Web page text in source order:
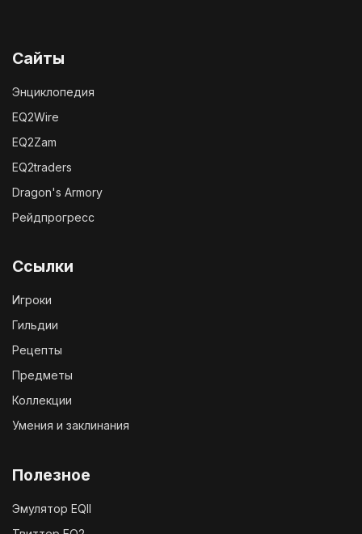
Сайты
Энциклопедия
EQ2Wire
EQ2Zam
EQ2traders
Dragon's Armory
Рейдпрогресс
Ссылки
Игроки
Гильдии
Рецепты
Предметы
Коллекции
Умения и заклинания
Полезное
Эмулятор EQII